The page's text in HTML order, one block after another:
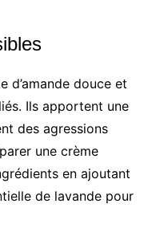
d’amande douce et
Ils apportent une
des agressions
une crème
en ajoutant
de lavande pour